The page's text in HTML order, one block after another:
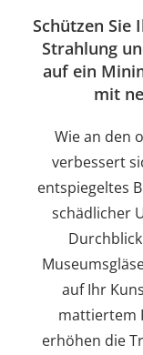
Schützen Sie
Strahlung
auf ein
mit
Wie an den
verbessert
entspiegeltes
schädlicher
auf Ihr
mattiertem
erhöhen die